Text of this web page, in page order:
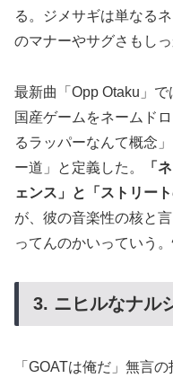
る。ジメサギは単なる
のマナーやサグさもし
最新曲「Opp Otaku」
国産ゲームをネームド
るラッパーなんて概念
ー道」と定義した。
「
ェンス」と「ストリー
が、彼の音楽性の核と
ってんのかいっていう。
3. ニヒルなナル
「GOATは俺だ」無言の